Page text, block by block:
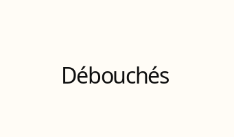
Débouchés